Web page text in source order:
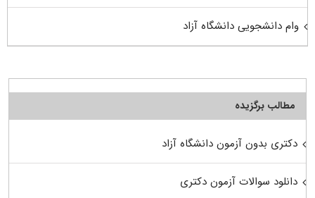
وام دانشجویی دانشگاه آزاد
مطالب برگزیده
دکتری بدون آزمون دانشگاه آزاد
دانلود سوالات آزمون دکتری